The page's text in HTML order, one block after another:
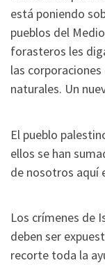
está poniendo
pueblos del
forasteros les
las
naturales. Un
El pueblo
ellos se han
de nosotros aquí
Los crímenes de
deben ser
recorte toda la